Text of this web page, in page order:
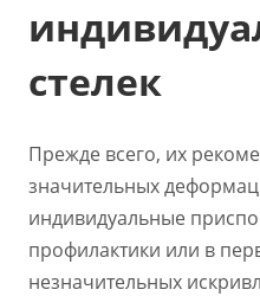
стелек
Прежде всего, их
значительных
индивидуальные
профилактики или в
незначительных